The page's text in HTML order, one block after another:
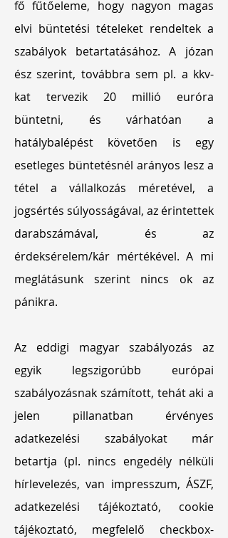
fő fűtőeleme, hogy nagyon magas
elvi büntetési tételeket rendeltek a
szabályok betartatásához. A józan
ész szerint, továbbra sem pl. a kkv-
kat tervezik 20 millió euróra
büntetni, és várhatóan a
hatálybalépést követően is egy
esetleges büntetésnél arányos lesz a
tétel a vállalkozás méretével, a
jogsértés súlyosságával, az érintettek
darabszámával, és az
érdeksérelem/kár mértékével. A mi
meglátásunk szerint nincs ok az
pánikra.
Az eddigi magyar szabályozás az
egyik legszigorúbb európai
szabályozásnak számított, tehát aki a
jelen pillanatban érvényes
adatkezelési szabályokat már
betartja (pl. nincs engedély nélküli
hírlevelezés, van impresszum, ÁSZF,
adatkezelési tájékoztató, cookie
tájékoztató, megfelelő checkbox-